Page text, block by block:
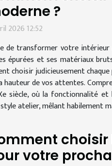
?
2026 12:52
de transformer votre intérieur
épurées et ses matériaux
choisir judicieusement
de vos attentes.
siècle, où la fonctionnalité
atelier, mêlant habilement
votre